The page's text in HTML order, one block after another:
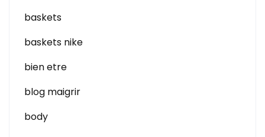
baskets
baskets nike
bien etre
blog maigrir
body